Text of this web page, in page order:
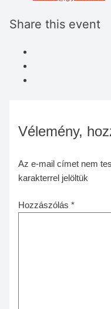
Share this event
Vélemény,
Az e-mail címet nem
karakterrel jelöltük
Hozzászólás *